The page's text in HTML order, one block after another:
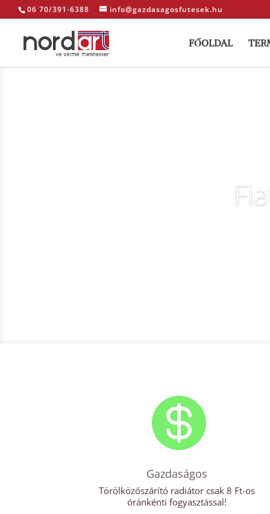
06 70/391-6388 info@gazdasagosfutesek.hu
FŐOLDAL

Gazdaságos
Törölközőszárító radiátor csak 8 Ft-os
óránkénti fogyasztással!